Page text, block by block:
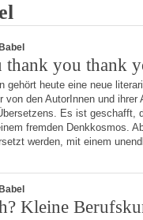
thank you thank
gehört heute eine neue
von den AutorInnen und
Es ist geschafft,
fremden Denkkosmos.
werden, mit einem
Kleine